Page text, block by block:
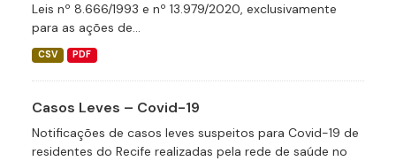
Leis nº 8.666/1993 e nº 13.979/2020, exclusivamente
para as ações de...
CSV PDF
Casos Leves – Covid-19
Notificações de casos leves suspeitos para Covid-19 de
residentes do Recife realizadas pela rede de saúde no